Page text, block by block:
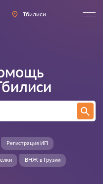
Тбилиси
ВНЖ в Грузии
Регистрация ИП